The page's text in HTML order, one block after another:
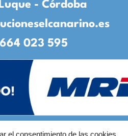
- Córdoba
023 595